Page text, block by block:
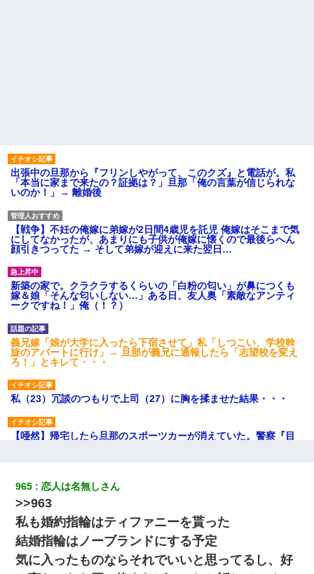
出張中の旦那から『フリンしやがって、このクズ』と電話が。私
「本当に家まで来たの？証拠は？」旦那「俺の言葉が信じられな
いのか！」→ 離婚後
【戦争】不妊の俺嫁に弟嫁が2日間4歳児を託児 俺嫁はそこまで気
にしてなかったが、あまりにも子供が俺嫁に懐くので最後らへん
顔引きつってた → そして弟嫁が迎えに来た翌日…
新築の家で。クラクラするくらいの「白粉の匂い」が鼻につくも
嫁＆娘「そんな匂いしない…」ある日、友人奥「素敵なアンティ
ークですね！」俺（！？）
義兄嫁「娘が大学に入ったら下宿させて」私「しつこい、学校斡
旋のアパートに行け」→ 旦那が義兄に通報したら「志望校を変え
ろ！」とキレて・・・
私（23）冗談のつもりで上司（27）に胸を揉ませた結果・・・
【唖然】帰宅したら旦那のスポーツカーが消えていた。警察『目
【驚愕】5000円でＪＫと行為してきたが後悔しかない…
ＤＮＡ検査『血縁関係０％』旦那「やっぱり托卵だったんだ…」
嫁「本当に身に覚えがない」「なにかの間違いだ！取り違え
だ！」→ 嫁「あっ」
965 恋人は名無しさん
>>963
私も婚約指輪はティファニーを貰った
結婚指輪はノーブランドにする予定
気に入ったものならそれでいいと思ってるし、好